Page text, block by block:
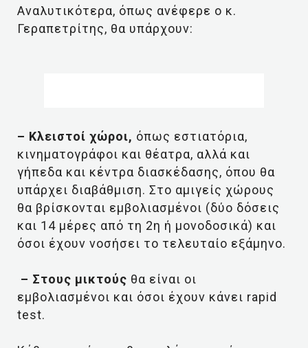
Αναλυτικότερα, όπως ανέφερε ο κ.
Γεραπετρίτης, θα υπάρχουν:
– Κλειστοί χώροι, όπως εστιατόρια,
κινηματογράφοι και θέατρα, αλλά και
γήπεδα και κέντρα διασκέδασης, όπου θα
υπάρχει διαβάθμιση. Στο αμιγείς χώρους
θα βρίσκονται εμβολιασμένοι (δύο δόσεις
και 14 μέρες από τη 2η ή μονοδοσικά) και
όσοι έχουν νοσήσει το τελευταίο εξάμηνο.
– Στους μικτούς θα είναι οι
εμβολιασμένοι και όσοι έχουν κάνει rapid
test.